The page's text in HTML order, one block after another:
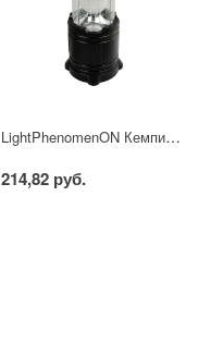
LightPhenomenON Кемпинг фонарь-светильник на батарейках, раздвижной LT-L0635
214,82 руб.